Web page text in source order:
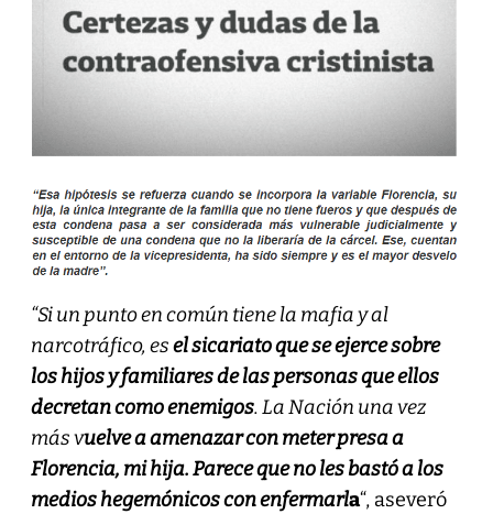
“Si un punto en común tiene la mafia y al
narcotráfico, esel sicariato que se ejerce sobre
los hijos y familiares de las personas que ellos
decretan como enemigos. La Nación una vez
más vuelve a amenazar con meter presa a
Florencia, mi hija. Parece que no les bastó a los
medios hegemónicos con enfermarla“, aseveró